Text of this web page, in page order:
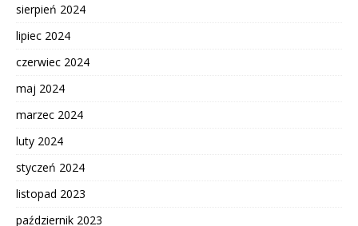
sierpień 2024
lipiec 2024
czerwiec 2024
maj 2024
marzec 2024
luty 2024
styczeń 2024
listopad 2023
październik 2023